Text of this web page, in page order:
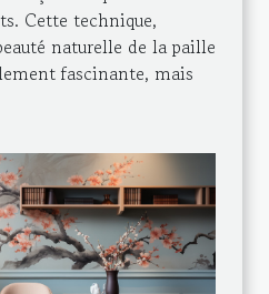
Cette technique,
naturelle de la paille
fascinante, mais